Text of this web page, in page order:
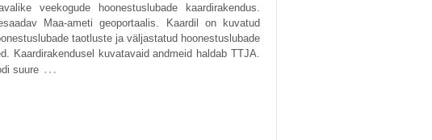
veekogude hoonestuslubade kaardirakendus.
Maa-ameti geoportaalis. Kaardil on kuvatud
taotluste ja väljastatud hoonestuslubade
Kaardirakendusel kuvatavaid andmeid haldab TTJA.
suure …